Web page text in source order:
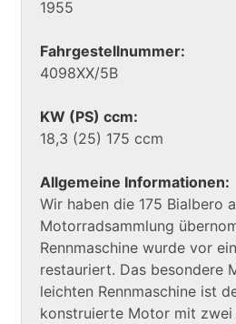
1955
Fahrgestellnummer:
4098XX/5B
KW (PS) ccm:
18,3 (25) 175 ccm
Allgemeine Informationen:
Wir haben die 175 Bialbero
Motorradsammlung
Rennmaschine wurde vor
restauriert. Das besondere
leichten Rennmaschine ist
konstruierte Motor mit zwei